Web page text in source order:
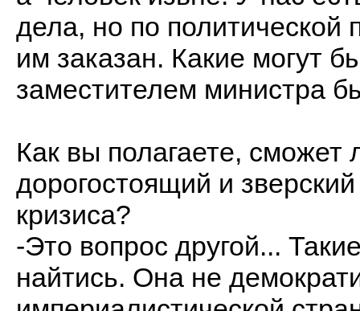
дела, но по политической
им заказан. Какие могут
заместителем министра
Как вы полагаете, сможет
дорогостоящий и
кризиса?
-Это вопрос другой...
найтись. Она не